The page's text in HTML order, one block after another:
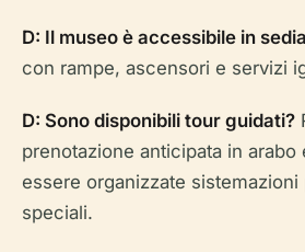
D: Il museo è accessibile in
con rampe, ascensori e servizi
D: Sono disponibili tour guidati?
prenotazione anticipata in
essere organizzate
speciali.